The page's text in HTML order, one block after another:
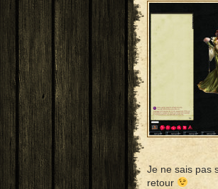
Je ne sais pas
retour